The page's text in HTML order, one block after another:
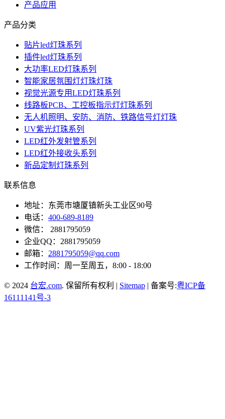
产品应用
产品分类
贴片led灯珠系列
插件led灯珠系列
大功率LED灯珠系列
智能家居氛围灯灯珠灯珠
视觉光源专用LED灯珠系列
线路板PCB、工控板指示灯灯珠系列
无人机照明、安防、消防、铁路信号灯灯珠
UV紫光灯珠系列
LED红外发射管系列
LED红外接收头系列
新品定制灯珠系列
联系信息
地址：东莞市塘厦镇新头工业区90号
电话： 400-689-8189
微信： 2881795059
企业QQ：2881795059
邮箱： 2881795059@qq.com
工作时间：周一至周五，8:00 - 18:00
© 2024 台宏.com. 保留所有权利 | Sitemap | 备案号:粤ICP备
16111141号-3